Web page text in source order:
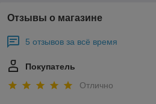
Отзывы о магазине
5 отзывов за всё время
Покупатель
Отлично